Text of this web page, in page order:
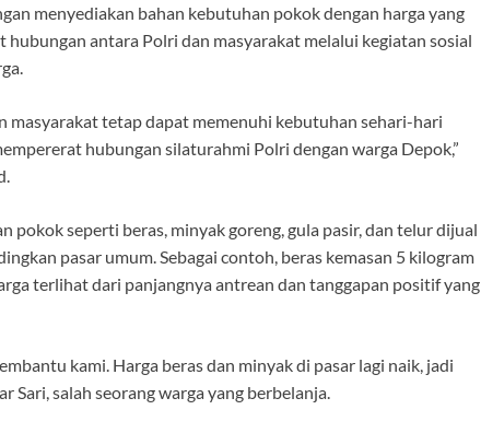
menyediakan bahan kebutuhan pokok dengan harga yang
antara Polri dan masyarakat melalui kegiatan sosial
masyarakat tetap dapat memenuhi kebutuhan sehari-hari
hubungan silaturahmi Polri dengan warga Depok,”
pokok seperti beras, minyak goreng, gula pasir, dan telur dijual
pasar umum. Sebagai contoh, beras kemasan 5 kilogram
terlihat dari panjangnya antrean dan tanggapan positif yang
kami. Harga beras dan minyak di pasar lagi naik, jadi
Sari, salah seorang warga yang berbelanja.